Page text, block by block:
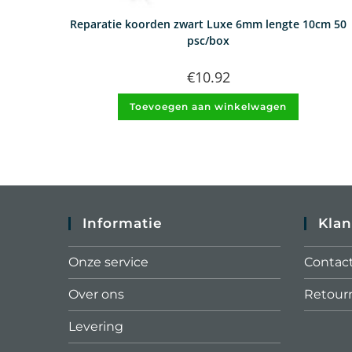
Reparatie koorden zwart Luxe 6mm lengte 10cm 50
psc/box
€10.92
Toevoegen aan winkelwagen
Informatie
Onze service
Over ons
Levering